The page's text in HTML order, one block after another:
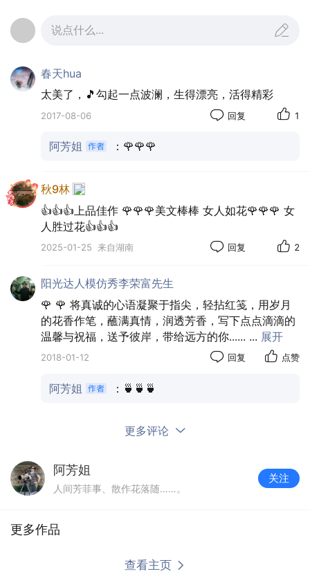
《镜头下的生灵》专辑摄影师:清茶一杯
能摄善舞之资深美女:阿丽姐
说点什么...
春天hua
太美了，🎵勾起一点波澜，生得漂亮，活得精彩
2017-08-06 回复 1
阿芳姐 ：🌹🌹🌹
秋9林
👍👍👍上品佳作 🌹🌹🌹美文棒棒 女人如花🌹🌹🌹 女
人胜过花👍👍👍
2025-01-25 来自湖南 回复 2
阳光达人模仿秀李荣富先生
🌹 🌹 将真诚的心语凝聚于指尖，轻拈红笺，用岁月
的花香作笔，蘸满真情，润透芳香，写下点点滴滴的
温馨与祝福，送予彼岸，带给远方的你...... ... 展开
2018-01-12 回复 点赞
阿芳姐 ：🍵🍵🍵
更多评论
阿芳姐
人间芳菲事、散作花落随……。
关注
更多作品
查看主页